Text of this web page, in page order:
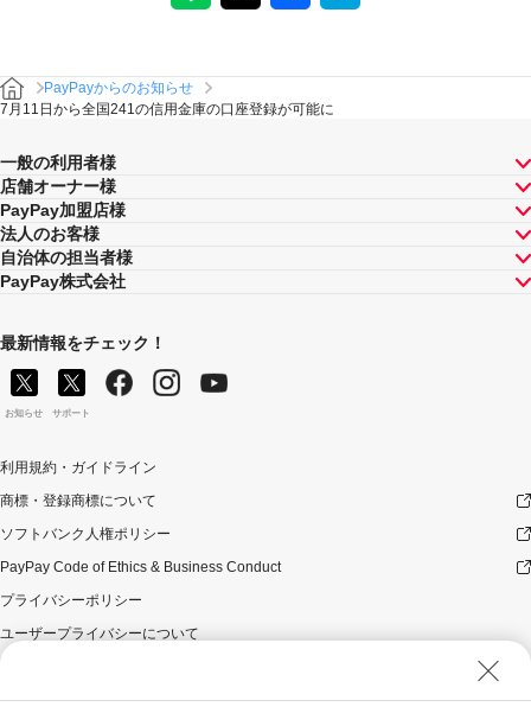
PayPayからのお知らせ
7月11日から全国241の信用金庫の口座登録が可能に
一般の利用者様
店舗オーナー様
PayPay加盟店様
法人のお客様
自治体の担当者様
PayPay株式会社
最新情報をチェック！
お知らせ サポート
利用規約・ガイドライン
商標・登録商標について
ソフトバンク人権ポリシー
PayPay Code of Ethics & Business Conduct
プライバシーポリシー
ユーザープライバシーについて
ウェブサイト利用規約